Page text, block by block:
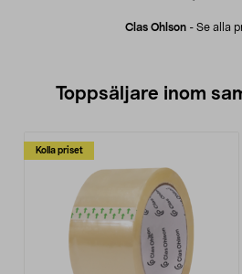
Clas Ohlson - Se alla
Toppsäljare inom
Kolla priset